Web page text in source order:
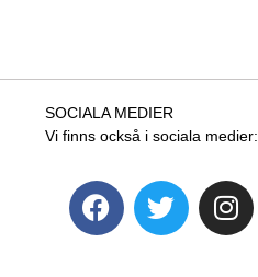
SOCIALA MEDIER
Vi finns också i sociala medier: